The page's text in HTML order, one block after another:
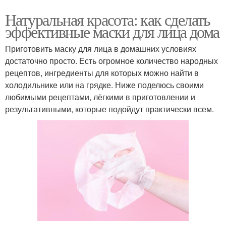
Натуральная красота: как сделать
эффективные маски для лица дома
Приготовить маску для лица в домашних условиях
достаточно просто. Есть огромное количество народных
рецептов, ингредиенты для которых можно найти в
холодильнике или на грядке. Ниже поделюсь своими
любимыми рецептами, лёгкими в приготовлении и
результативными, которые подойдут практически всем.